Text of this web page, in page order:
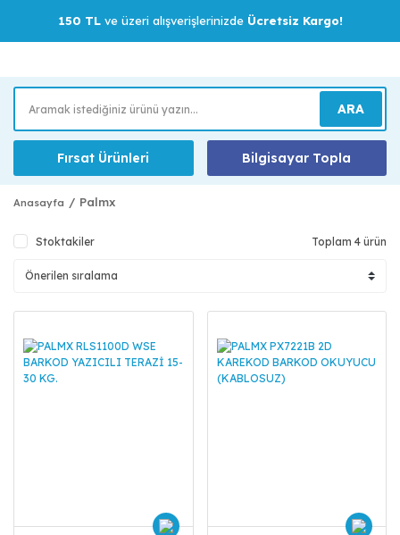
150 TLve üzeri alışverişlerinizde Ücretsiz Kargo!
ARA
Fırsat Ürünleri Bilgisayar Topla
Anasayfa Palmx
Stoktakiler Toplam 4 ürün